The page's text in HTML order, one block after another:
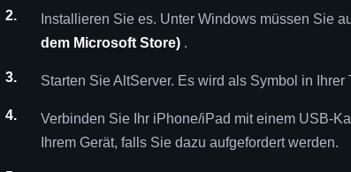
Installieren Sie es. Unter Windows müssen Sie
dem Microsoft Store) .
Starten Sie AltServer. Es wird als Symbol in
Verbinden Sie Ihr iPhone/iPad mit einem USB-
Ihrem Gerät, falls Sie dazu aufgefordert werden.